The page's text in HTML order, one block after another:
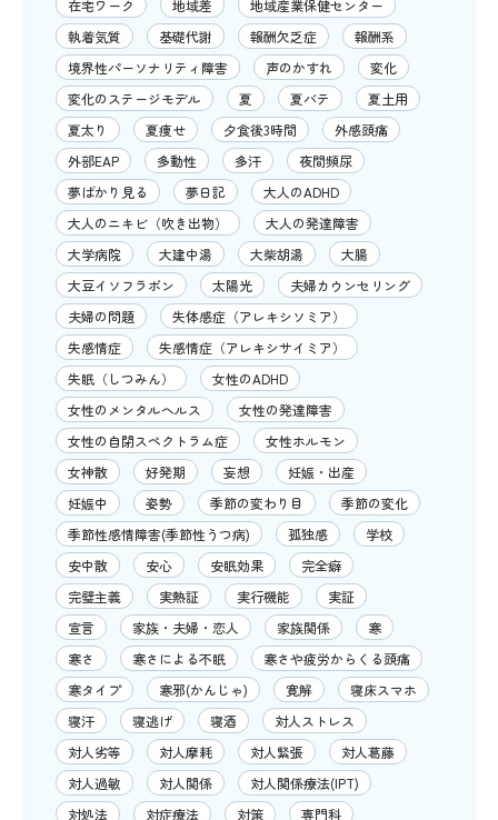
在宅ワーク 地域差
地域産業保健センター
執着気質
基礎代謝 報酬欠乏症
報酬系
境界性パーソナリティ障害
声のかすれ
変化
変化のステージモデル
夏 夏バテ
夏土用
夏太り
夏痩せ 夕食後3時間
外感頭痛
外部EAP
多動性 多汗
夜間頻尿
夢ばかり見る
夢日記
大人のADHD
大人のニキビ（吹き出物）
大人の発達障害
大学病院
大建中湯 大柴胡湯
大腸
大豆イソフラボン
太陽光
夫婦カウンセリング
夫婦の問題
失体感症（アレキシソミア）
失感情症
失感情症（アレキシサイミア）
失眠（しつみん）
女性のADHD
女性のメンタルヘルス
女性の発達障害
女性の自閉スペクトラム症
女性ホルモン
女神散
好発期 妄想
妊娠・出産
妊娠中
姿勢 季節の変わり目
季節の変化
季節性感情障害(季節性うつ病)
孤独感
学校
安中散
安心 安眠効果
完全癖
完璧主義
実熱証 実行機能
実証
宣言
家族・夫婦・恋人 家族関係
寒
寒さ
寒さによる不眠
寒さや疲労からくる頭痛
寒タイプ
寒邪(かんじゃ) 寛解
寝床スマホ
寝汗
寝逃げ 寝酒
対人ストレス
対人劣等
対人摩耗 対人緊張
対人葛藤
対人過敏
対人関係
対人関係療法(IPT)
対処法
対症療法 対策
専門科